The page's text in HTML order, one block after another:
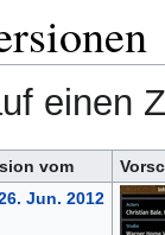
einen
vom
Jun. 2012